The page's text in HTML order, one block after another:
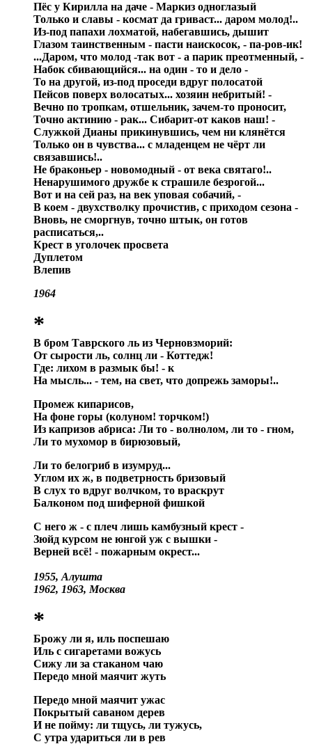
Пёс у Кирилла на даче - Маркиз одноглазый
Только и славы - космат да гриваст... даром молод!..
Из-под папахи лохматой, набегавшись, дышит
Глазом таинственным - пасти наискосок, - па-ров-ик!
...Даром, что молод -так вот - а парик преотменный, -
Набок сбивающийся... на один - то и дело -
То на другой, из-под проседи вдруг полосатой
Пейсов поверх волосатых... хозяин небритый! -
Вечно по тропкам, отшельник, зачем-то проносит,
Точно актинию - рак... Сибарит-от каков наш! -
Служкой Дианы прикинувшись, чем ни клянётся
Только он в чувства... с младенцем не чёрт ли
связавшись!..
Не браконьер - новомодный - от века святаго!..
Ненарушимого дружбе к страшиле безрогой...
Вот и на сей раз, на век уповая собачий, -
В коем - двухстволку прочистив, с приходом сезона -
Вновь, не сморгнув, точно штык, он готов
расписаться,..
Крест в уголочек просвета
Дуплетом
Влепив
1964
*
В бром Таврского ль из Черновзморий:
От сырости ль, солнц ли - Коттедж!
Где: лихом в размык бы! - к
На мысль... - тем, на свет, что допрежь заморы!..
Промеж кипарисов,
На фоне горы (колуном! торчком!)
Из капризов абриса: Ли то - волнолом, ли то - гном,
Ли то мухомор в бирюзовый,
Ли то белогриб в изумруд...
Углом их ж, в подветрность бризовый
В слух то вдруг волчком, то враскрут
Балконом под шиферной фишкой
С него ж - с плеч лишь камбузный крест -
Зюйд курсом не юнгой уж с вышки -
Верней всё! - пожарным окрест...
1955, Алушта
1962, 1963, Москва
*
Брожу ли я, иль поспешаю
Иль с сигаретами вожусь
Сижу ли за стаканом чаю
Передо мной маячит жуть
Передо мной маячит ужас
Покрытый саваном дерев
И не пойму: ли тщусь, ли тужусь,
С утра удариться ли в рев